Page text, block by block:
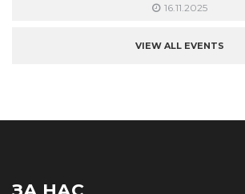
16.11.2025
VIEW ALL EVENTS